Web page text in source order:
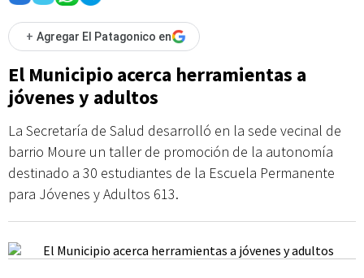
+ Agregar El Patagonico en
El Municipio acerca herramientas a
jóvenes y adultos
La Secretaría de Salud desarrolló en la sede vecinal de
barrio Moure un taller de promoción de la autonomía
destinado a 30 estudiantes de la Escuela Permanente
para Jóvenes y Adultos 613.